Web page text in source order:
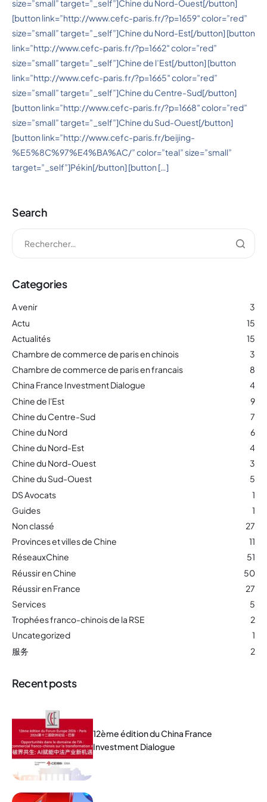
size=”small” target=”_self”]Chine du Nord-Ouest[/button]
[button link=”http://www.cefc-paris.fr/?p=1659″ color=”red”
size=”small” target=”_self”]Chine du Nord-Est[/button] [button
link=”http://www.cefc-paris.fr/?p=1662″ color=”red”
size=”small” target=”_self”]Chine de l’Est[/button] [button
link=”http://www.cefc-paris.fr/?p=1665″ color=”red”
size=”small” target=”_self”]Chine du Centre-Sud[/button]
[button link=”http://www.cefc-paris.fr/?p=1668″ color=”red”
size=”small” target=”_self”]Chine du Sud-Ouest[/button]
[button link=”http://www.cefc-paris.fr/beijing-
%E5%8C%97%E4%BA%AC/” color=”teal” size=”small”
target=”_self”]Pékin[/button] [button […]
Search
Categories
A venir
3
Actu
15
Actualités
15
Chambre de commerce de paris en chinois
3
Chambre de commerce de paris en francais
8
China France Investment Dialogue
4
Chine de l'Est
9
Chine du Centre-Sud
7
Chine du Nord
6
Chine du Nord-Est
4
Chine du Nord-Ouest
3
Chine du Sud-Ouest
5
DS Avocats
1
Guides
1
Non classé
27
Provinces et villes de Chine
11
RéseauxChine
51
Réussir en Chine
50
Réussir en France
27
Services
5
Trophées franco-chinois de la RSE
2
Uncategorized
1
服务
2
Recent posts
12ème édition du China France
Investment Dialogue